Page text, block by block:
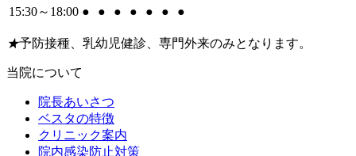
15:30～18:00 ● ● ● ● ● ● ●
★予防接種、乳幼児健診、専門外来のみとなります。
当院について
院長あいさつ
ベスタの特徴
クリニック案内
院内感染防止対策